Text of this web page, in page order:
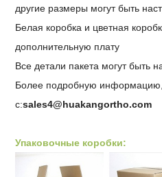
другие размеры могут быть
Белая коробка и цветная
дополнительную плату
Все детали пакета могут быть
Более подробную информацию,
с:sales4@huakangortho.com
Упаковочные коробки: